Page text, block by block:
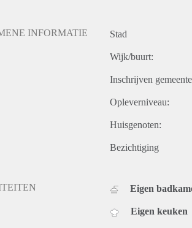
INFORMATIE Stad
Wijk/buurt:
Inschrijven
Opleverniveau:
Huisgenoten:
Bezichtiging
Eigen
Eigen keuken